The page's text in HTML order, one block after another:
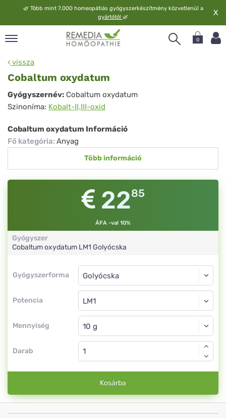
🌿 Több mint 7.000 homeopátiás gyógyszerkészítmény közvetlenül a
gyártótól 🌿 X
0
vissza
Cobaltum oxydatum
Cobaltum
oxydatum
Gyógyszernév: Cobaltum oxydatum
Szinoníma: Kobalt-II,III-oxid
Cobaltum oxydatum Információ
Fő kategória: Anyag
Több információ
2285
ÁFA -val 10%
Gyógyszer
Cobaltum oxydatum LM1 Golyócska
Gyógyszerforma
Gyógyszerforma
Potencia
Golyócska
LM1
Mennyiség
Golyócska
Darab
Kosárba